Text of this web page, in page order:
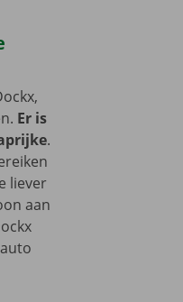
Er is
.
liever
aan